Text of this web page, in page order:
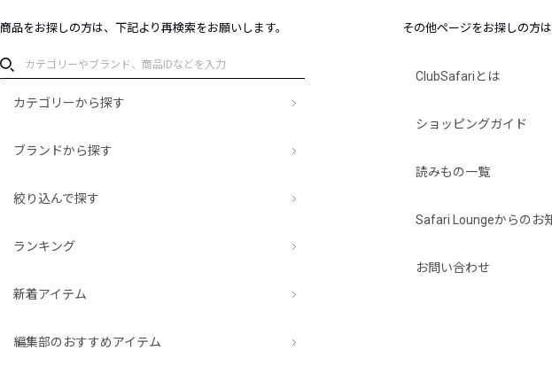
商品をお探しの方は、下記より再検索をお願いします。
カテゴリーから探す
ブランドから探す
絞り込んで探す
ランキング
新着アイテム
編集部のおすすめアイテム
その他ページをお探しの方は
ClubSafariとは
ショッピングガイド
読みもの一覧
Safari Loungeからのお
お問い合わせ